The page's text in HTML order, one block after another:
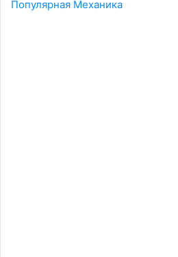
Популярная Механика